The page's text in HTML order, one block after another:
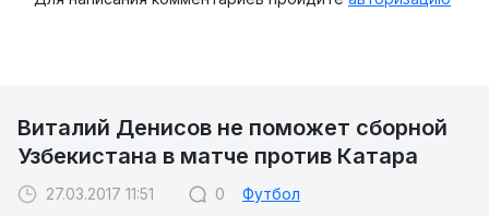
Виталий Денисов не поможет сборной
Узбекистана в матче против Катара
27.03.2017 11:51 0 Футбол